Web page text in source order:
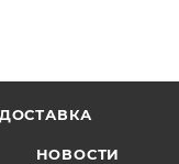
T022B, MGR-1003
НОВОСТИ